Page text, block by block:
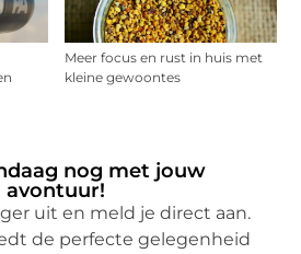
Meer focus en rust in huis met
kleine gewoontes
nog met jouw
avontuur!
uit en meld je direct aan.
de perfecte gelegenheid